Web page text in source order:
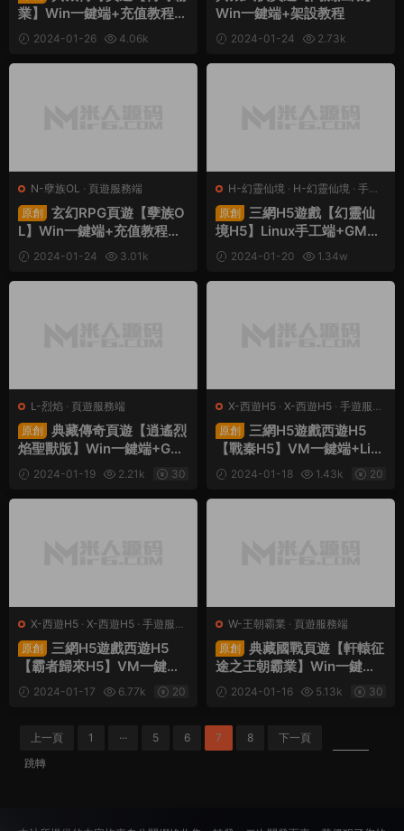
業】Win一鍵端+充值教程
+架設教程
2024-01-26
4.06k
Win一鍵端+架設教程
2024-01-24
2.73k
N-孽族OL · 頁遊服務端
原創
玄幻RPG頁遊【孽族O
L】Win一鍵端+充值教程
+架設教程
2024-01-24
3.01k
H-幻靈仙境 · H-幻靈仙境 · 手遊
服務端·頁遊服務端
原創
三網H5遊戲【幻靈仙
境H5】Linux手工端+GM後
台+CDK後台+架設教程
2024-01-20
1.34w
L-烈焰 · 頁遊服務端
原創
典藏傳奇頁遊【逍遙烈
焰聖獸版】Win一鍵端+GM
工具+架設教程
2024-01-19 2.21k 30
X-西遊H5 · X-西遊H5 · 手遊服務
端· 頁遊服務端
原創
三網H5遊戲西遊H5
【戰秦H5】VM一鍵端+Lin
ux手工端+GM後台+架設教
程
2024-01-18 1.43k 20
X-西遊H5 · X-西遊H5 · 手遊服務
端· 頁遊服務端
原創
三網H5遊戲西遊H5
【霸者歸來H5】VM一鍵端
+Linux手工端+GM後台+架
設教程
2024-01-17 6.77k 20
W-王朝霸業 · 頁遊服務端
原創
典藏國戰頁遊【軒轅征
途之王朝霸業】Win一鍵端
+架設教程
2024-01-16 5.13k 30
上一頁 1 ··· 5 6 7 8
下一頁
跳轉